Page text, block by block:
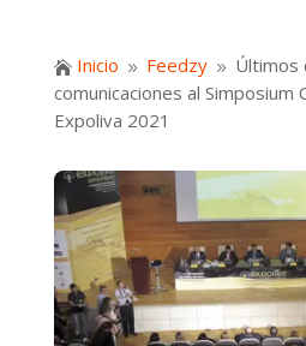
 Inicio 9 Feedzy 9 Últimos
comunicaciones al Simposium
Expoliva 2021